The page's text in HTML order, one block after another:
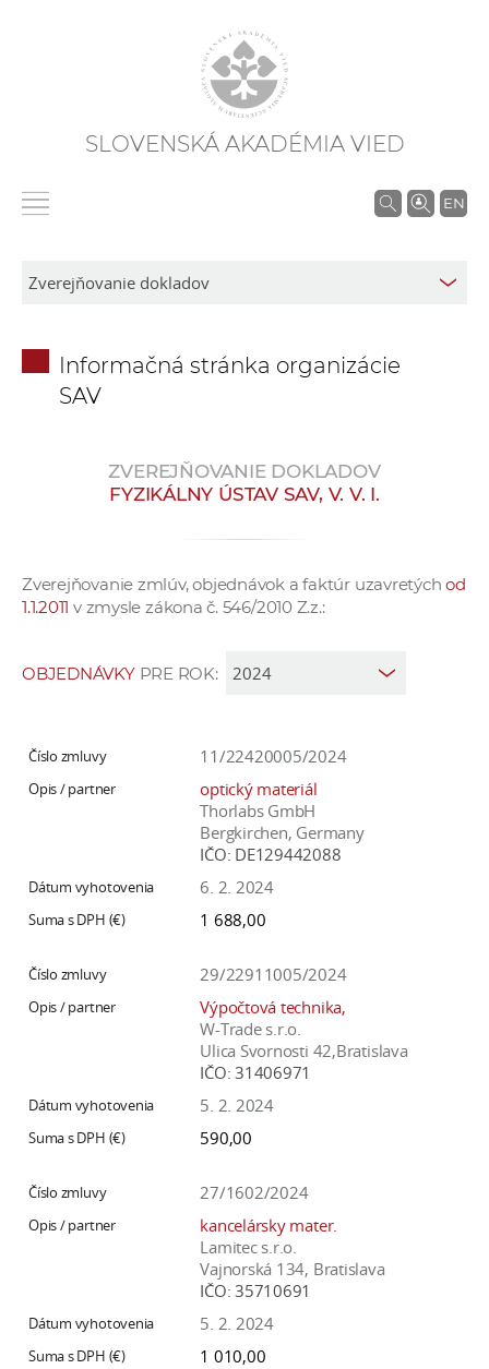
SLOVENSKÁ AKADÉMIA VIED
EN
V
r
o
Informačná stránka organizácie
SAV
ZVEREJŇOVANIE DOKLADOV
FYZIKÁLNY ÚSTAV SAV, V. V. I.
Zverejňovanie zmlúv, objednávok a faktúr uzavretýchod
1.1.2011 v zmysle zákona č. 546/2010 Z.z.:
OBJEDNÁVKYPRE ROK:
11/22420005/2024
optický materiál
Thorlabs GmbH
Bergkirchen, Germany
IČO: DE129442088
6. 2. 2024
1 688,00
29/22911005/2024
Výpočtová technika,
W-Trade s.r.o.
Ulica Svornosti 42,Bratislava
IČO: 31406971
5. 2. 2024
590,00
27/1602/2024
kancelársky mater.
Lamitec s.r.o.
Vajnorská 134, Bratislava
IČO: 35710691
5. 2. 2024
1 010,00